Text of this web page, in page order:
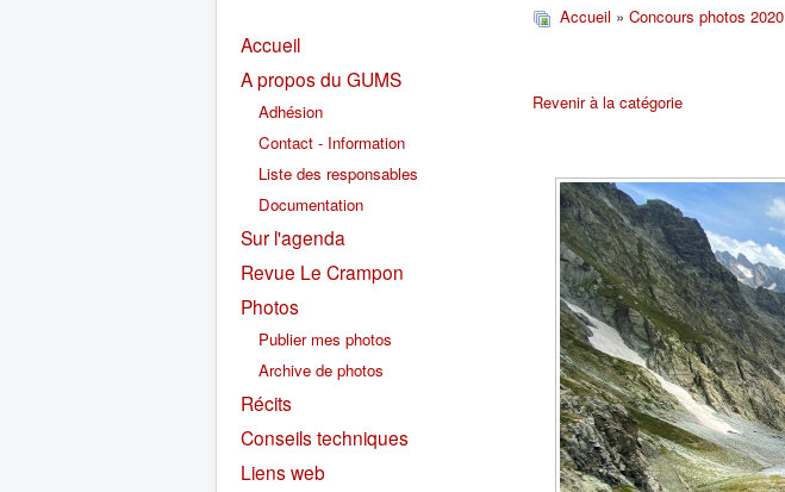
Accueil
A propos du GUMS
Adhésion
Contact - Information
Liste des responsables
Documentation
Sur l'agenda
Revue Le Crampon
Photos
Publier mes photos
Archive de photos
Récits
Conseils techniques
Liens web
Accueil » Concours photos 2020
Revenir à la catégorie